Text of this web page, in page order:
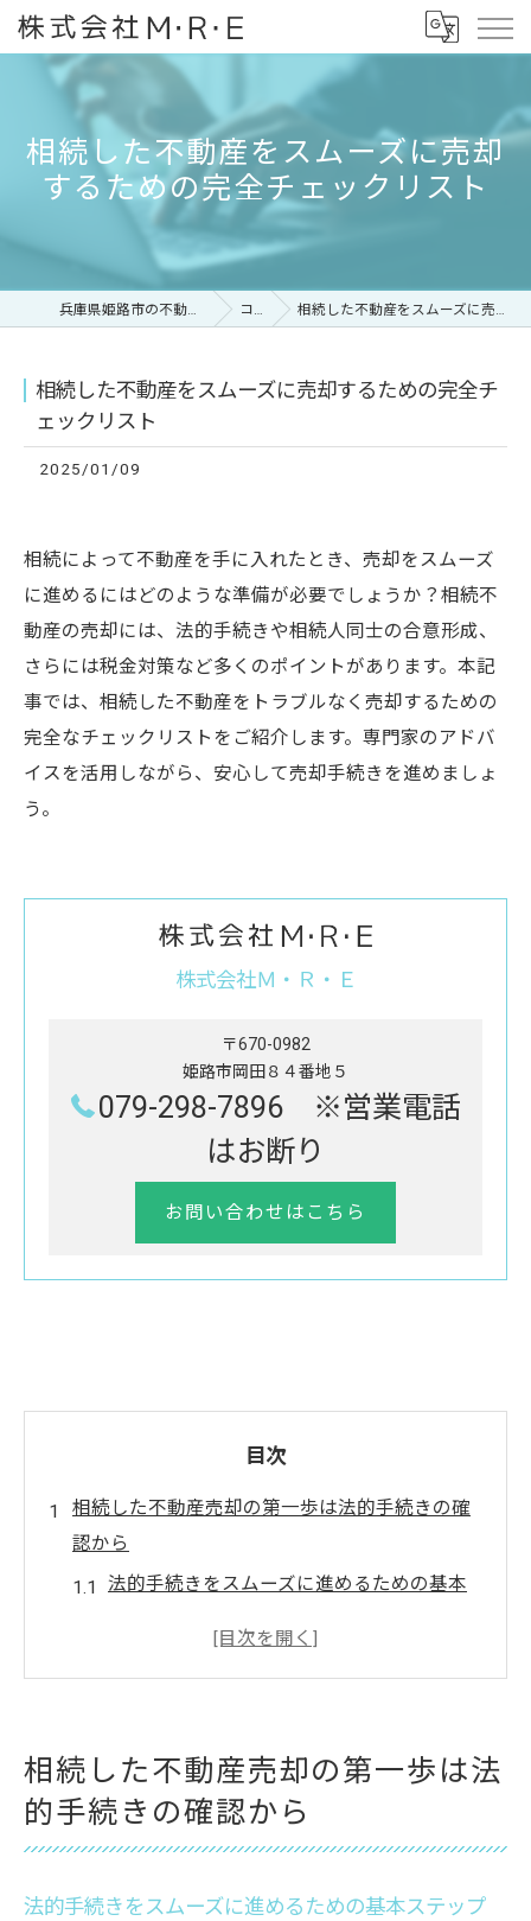
相続した不動産をスムーズに売却
するための完全チェックリスト
兵庫県姫路市の不動産なら株式会社M・R・E コラム 相続した不動産をスムーズに売却するための完全チェックリスト
相続した不動産をスムーズに売却するための完全チ
ェックリスト
2025/01/09
相続によって不動産を手に入れたとき、売却をスムーズ
に進めるにはどのような準備が必要でしょうか？相続不
動産の売却には、法的手続きや相続人同士の合意形成、
さらには税金対策など多くのポイントがあります。本記
事では、相続した不動産をトラブルなく売却するための
完全なチェックリストをご紹介します。専門家のアドバ
イスを活用しながら、安心して売却手続きを進めましょ
う。
株式会社Ｍ・Ｒ・Ｅ
〒670-0982
姫路市岡田８４番地５
079-298-7896 ※営業電話
はお断り
お問い合わせはこちら
目次
相続した不動産売却の第一歩は法的手続きの確
認から
法的手続きをスムーズに進めるための基本
相続登記の具体的な手順と注意点
法律専門家のサポートを受けるメリット
ンの作り方
相続した不動産売却の第一歩は法
的手続きの確認から
法的手続きをスムーズに進めるための基本ステップ